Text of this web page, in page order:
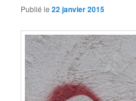
Publié le22 janvier 2015